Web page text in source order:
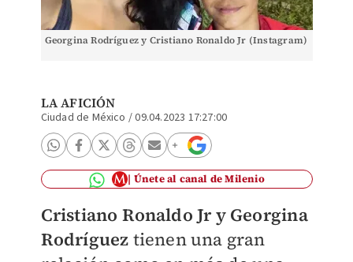
Georgina Rodríguez y Cristiano Ronaldo Jr (Instagram)
LA AFICIÓN
Ciudad de México /09.04.2023 17:27:00
Únete al canal de Milenio
Cristiano Ronaldo Jr y Georgina
Rodríguez tienen una gran